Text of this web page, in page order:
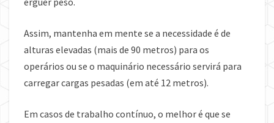
Assim, mantenha em mente se a necessidade é de
alturas elevadas (mais de 90 metros) para os
operários ou se o maquinário necessário servirá para
carregar cargas pesadas (em até 12 metros).
Em casos de trabalho contínuo, o melhor é que se